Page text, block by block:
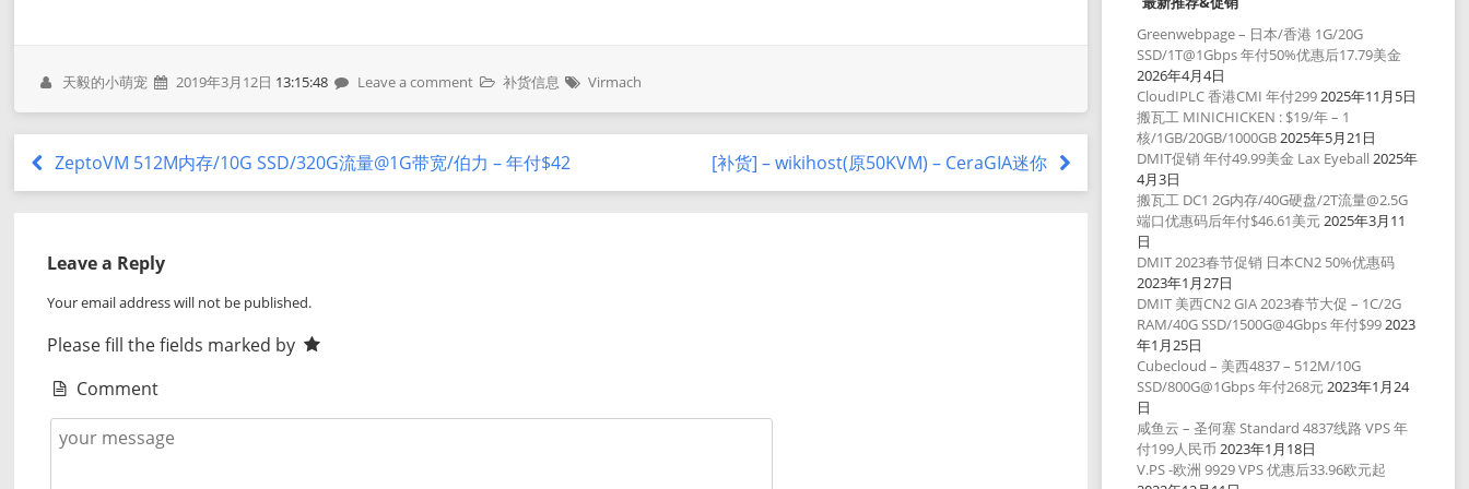
天毅的小萌宠 2019年3月12日 13:15:48 Leave a comment 补货信息 Virmach
ZeptoVM 512M内存/10G SSD/320G流量@1G带宽/伯力 – 年付$42 [补货] – wikihost(原50KVM) – CeraGIA迷你
Leave a Reply
Your email address will not be published.
Please fill the fields marked by
Comment
Greenwebpage – 日本/香港 1G/20G
SSD/1T@1Gbps 年付50%优惠后17.79美金
2026年4月4日
CloudIPLC 香港CMI 年付2992025年11月5日
搬瓦工 MINICHICKEN : $19/年 – 1
核/1GB/20GB/1000GB2025年5月21日
DMIT促销 年付49.99美金 Lax Eyeball 2025年
4月3日
搬瓦工 DC1 2G内存/40G硬盘/2T流量@2.5G
端口优惠码后年付$46.61美元2025年3月11
日
DMIT 2023春节促销 日本CN2 50%优惠码
2023年1月27日
DMIT 美西CN2 GIA 2023春节大促 – 1C/2G
RAM/40G SSD/1500G@4Gbps 年付$992023
年1月25日
Cubecloud – 美西4837 – 512M/10G
SSD/800G@1Gbps 年付268元2023年1月24
日
咸鱼云 – 圣何塞 Standard 4837线路 VPS 年
付199人民币 2023年1月18日
V.PS -欧洲 9929 VPS 优惠后33.96欧元起